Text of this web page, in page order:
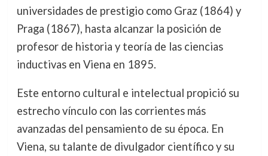
universidades de prestigio como Graz (1864) y
Praga (1867), hasta alcanzar la posición de
profesor de historia y teoría de las ciencias
inductivas en Viena en 1895.
Este entorno cultural e intelectual propició su
estrecho vínculo con las corrientes más
avanzadas del pensamiento de su época. En
Viena, su talante de divulgador científico y su